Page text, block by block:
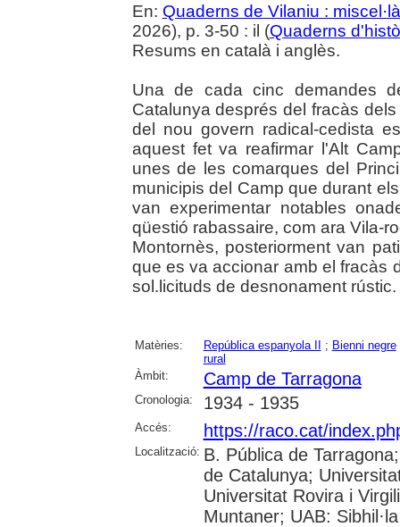
En: Quaderns de Vilaniu :
2026), p. 3-50 : il (Quaderns
Resums en català i anglès.
Una de cada cinc demandes
Catalunya després del fracàs
del nou govern radical-cedista
aquest fet va reafirmar l'Alt
unes de les comarques del
municipis del Camp que durant
van experimentar notables
qüestió rabassaire, com ara Vila-
Montornès, posteriorment van
que es va accionar amb el fracàs
sol.licituds de desnonament rústic.
Matèries: República espanyola II ; Bienni negre
rural
Àmbit:
Camp de Tarragona
Cronologia: 1934 - 1935
Accés: https://raco.cat/
Localització: B. Pública de
de Catalunya;
Universitat Rovira i
Muntaner; UAB: Sibhil·la